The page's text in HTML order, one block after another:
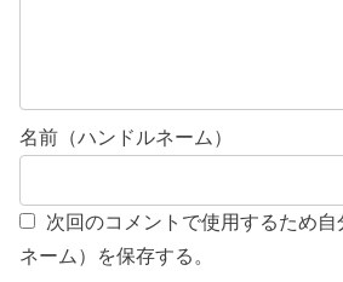
名前（ハンドルネーム）
次回のコメントで使用するため
ネーム）を保存する。